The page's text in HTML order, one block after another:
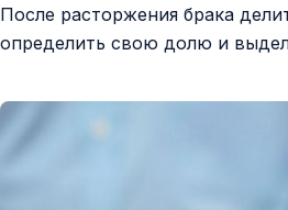
После расторжения брака
определить свою долю и